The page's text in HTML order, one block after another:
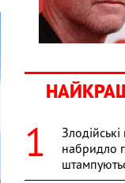
набридло